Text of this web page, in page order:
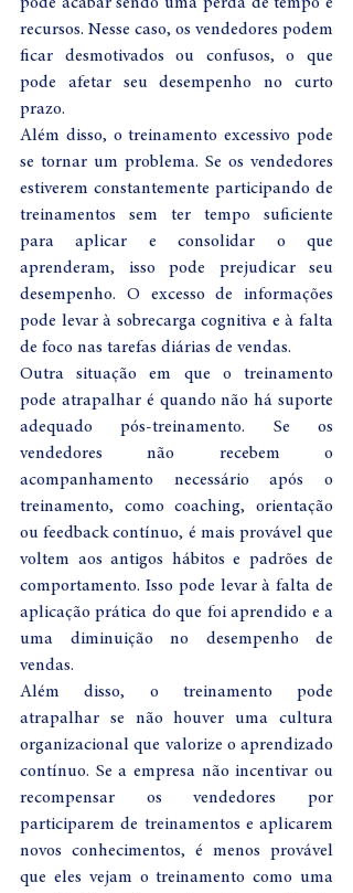
recursos. Nesse caso, os vendedores podem
ficar desmotivados ou confusos, o que
pode afetar seu desempenho no curto
prazo.
Além disso, o treinamento excessivo pode
se tornar um problema. Se os vendedores
estiverem constantemente participando de
treinamentos sem ter tempo suficiente
para aplicar e consolidar o que
aprenderam, isso pode prejudicar seu
desempenho. O excesso de informações
pode levar à sobrecarga cognitiva e à falta
de foco nas tarefas diárias de vendas.
Outra situação em que o treinamento
pode atrapalhar é quando não há suporte
adequado pós-treinamento. Se os
vendedores não recebem o
acompanhamento necessário após o
treinamento, como coaching, orientação
ou feedback contínuo, é mais provável que
voltem aos antigos hábitos e padrões de
comportamento. Isso pode levar à falta de
aplicação prática do que foi aprendido e a
uma diminuição no desempenho de
vendas.
Além disso, o treinamento pode
atrapalhar se não houver uma cultura
organizacional que valorize o aprendizado
contínuo. Se a empresa não incentivar ou
recompensar os vendedores por
participarem de treinamentos e aplicarem
novos conhecimentos, é menos provável
que eles vejam o treinamento como uma